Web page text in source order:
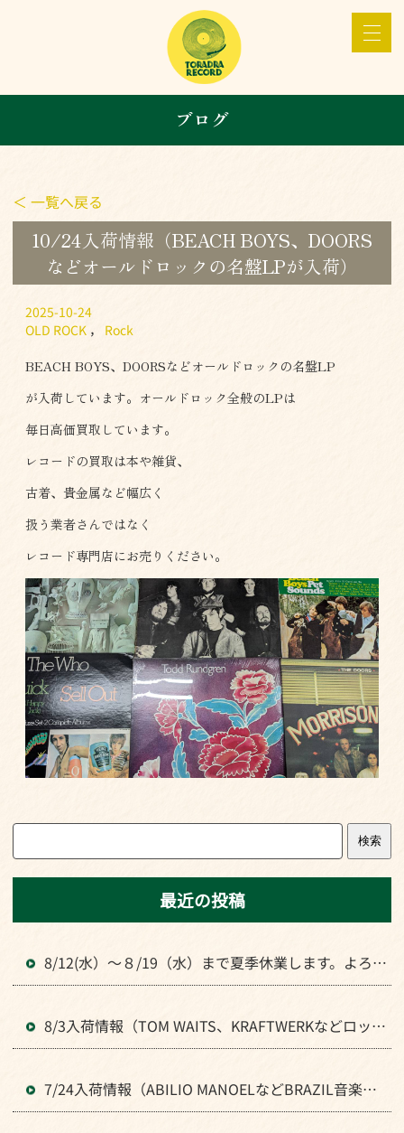
ブログ
＜ 一覧へ戻る
10/24入荷情報（BEACH BOYS、DOORS
などオールドロックの名盤LPが入荷）
2025-10-24
OLD ROCK ， Rock
BEACH BOYS、DOORSなどオールドロックの名盤LP
が入荷しています。オールドロック全般のLPは
毎日高価買取しています。
レコードの買取は本や雑貨、
古着、貴金属など幅広く
扱う業者さんではなく
レコード専門店にお売りください。
検索
最近の投稿
8/12(水）～８/19（水）まで夏季休業します。よろし
くお願いいたします。
8/3入荷情報（TOM WAITS、KRAFTWERKなどロック
全般のLPが入荷）
7/24入荷情報（ABILIO MANOELなどBRAZIL音楽のL
Pが入荷）